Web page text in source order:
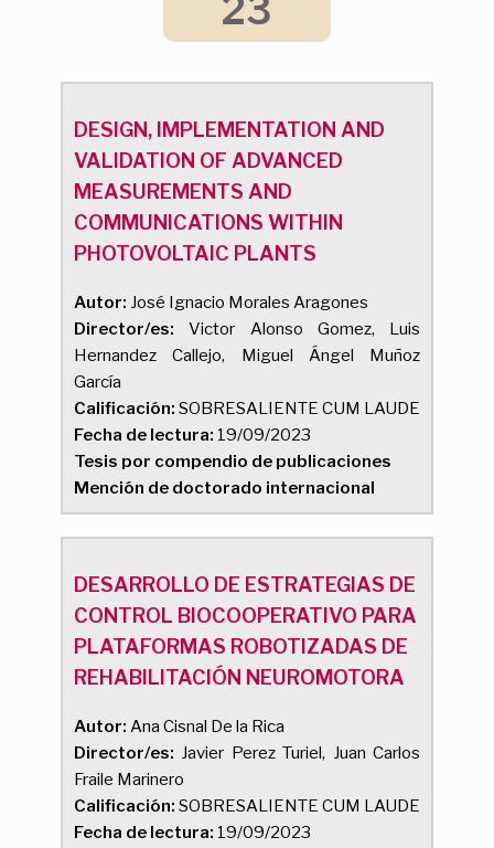
23
DESIGN, IMPLEMENTATION AND
VALIDATION OF ADVANCED
MEASUREMENTS AND
COMMUNICATIONS WITHIN
PHOTOVOLTAIC PLANTS
Autor: José Ignacio Morales Aragones
Director/es: Victor Alonso Gomez, Luis
Hernandez Callejo, Miguel Ángel Muñoz
García
Calificación: SOBRESALIENTE CUM LAUDE
Fecha de lectura: 19/09/2023
Tesis por compendio de publicaciones
Mención de doctorado internacional
DESARROLLO DE ESTRATEGIAS DE
CONTROL BIOCOOPERATIVO PARA
PLATAFORMAS ROBOTIZADAS DE
REHABILITACIÓN NEUROMOTORA
Autor: Ana Cisnal De la Rica
Director/es: Javier Perez Turiel, Juan Carlos
Fraile Marinero
Calificación: SOBRESALIENTE CUM LAUDE
Fecha de lectura: 19/09/2023